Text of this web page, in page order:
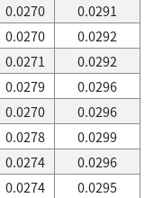
0.0270
0.0291
0.0270
0.0292
0.0271
0.0292
0.0279
0.0296
0.0270
0.0296
0.0278
0.0299
0.0274
0.0296
0.0274
0.0295